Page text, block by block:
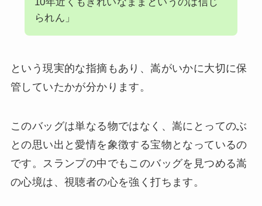
られん」
という現実的な指摘もあり、嵩がいかに大切に保
管していたかが分かります。
このバッグは単なる物ではなく、嵩にとってのぶ
との思い出と愛情を象徴する宝物となっているの
です。スランプの中でもこのバッグを見つめる嵩
の心境は、視聴者の心を強く打ちます。